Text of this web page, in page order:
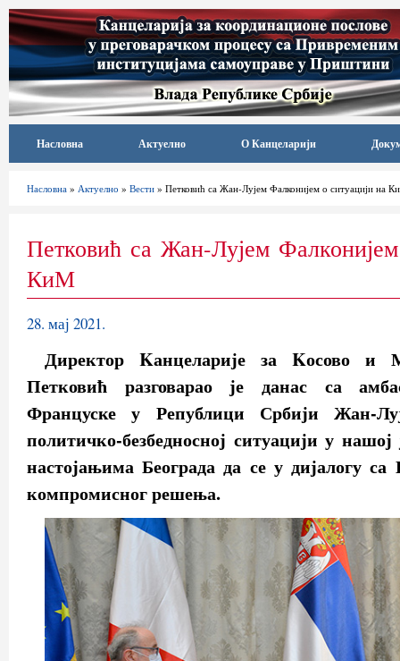
Насловна Актуелно О Канцеларији
Насловна » Актуелно » Вести » Петковић са Жан-Лујем Фалконијем о ситуацији на
Петковић са Жан-Лујем
КиМ
28. мај 2021.
Директор Kанцеларије за Kосово и
Петковић разговарао је данас са
Француске у Републици Србији Жан-
политичко-безбедносној ситуацији у
настојањима Београда да се у дијалогу
компромисног решења.